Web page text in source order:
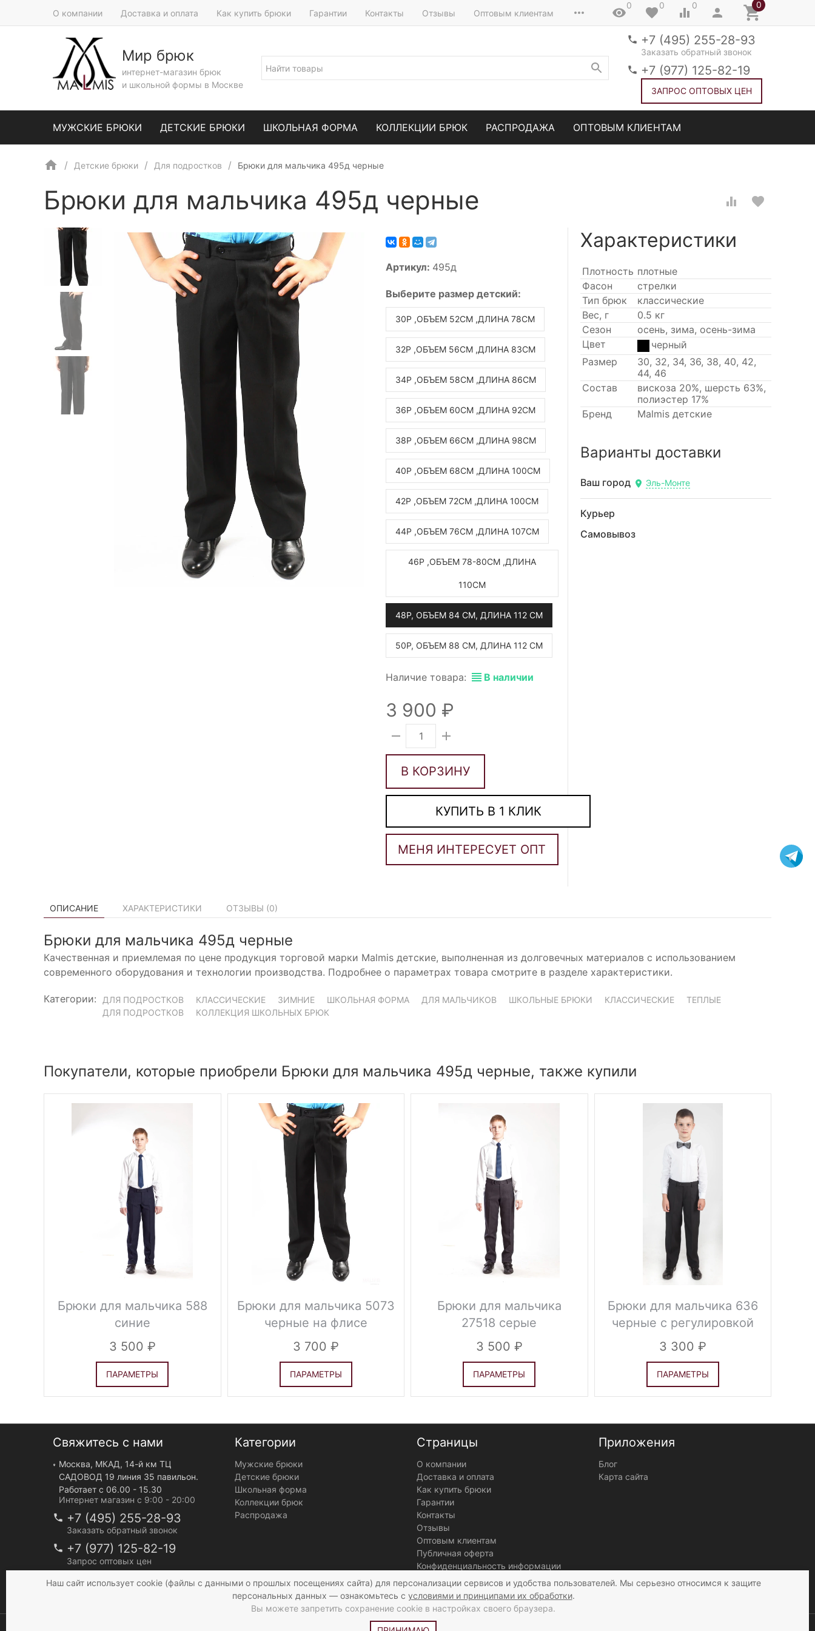
О компании Доставка и оплата Как купить брюки Гарантии Контакты Отзывы Оптовым клиентам
0 0 0 0
Мир брюк
интернет-магазин брюк
и школьной формы в Москве
+7 (495) 255-28-93
Заказать обратный звонок
+7 (977) 125-82-19
ЗАПРОС ОПТОВЫХ ЦЕН
МУЖСКИЕ БРЮКИ ДЕТСКИЕ БРЮКИ ШКОЛЬНАЯ ФОРМА КОЛЛЕКЦИИ БРЮК РАСПРОДАЖА ОПТОВЫМ КЛИЕНТАМ
Детские брюки Для подростков Брюки для мальчика 495д черные
Брюки для мальчика 495д черные
Артикул: 495д
Выберите размер детский:
30Р ,ОБЪЕМ 52СМ ,ДЛИНА 78СМ
32Р ,ОБЪЕМ 56СМ ,ДЛИНА 83СМ
34Р ,ОБЪЕМ 58СМ ,ДЛИНА 86СМ
36Р ,ОБЪЕМ 60СМ ,ДЛИНА 92СМ
38Р ,ОБЪЕМ 66СМ ,ДЛИНА 98СМ
40Р ,ОБЪЕМ 68СМ ,ДЛИНА 100СМ
42Р ,ОБЪЕМ 72СМ ,ДЛИНА 100СМ
44Р ,ОБЪЕМ 76СМ ,ДЛИНА 107СМ
46Р ,ОБЪЕМ 78-80СМ ,ДЛИНА
110СМ
48Р, ОБЪЕМ 84 СМ, ДЛИНА 112 СМ
50Р, ОБЪЕМ 88 СМ, ДЛИНА 112 СМ
Наличие товара: В наличии
3 900
В КОРЗИНУ
КУПИТЬ В 1 КЛИК
Характеристики
Плотность плотные
Фасон
стрелки
Тип брюк
классические
Вес, г
0.5 кг
Сезон
осень, зима, осень-зима
Цвет
черный
Размер
30, 32, 34, 36, 38, 40, 42,
44, 46
Состав
вискоза 20%, шерсть 63%,
полиэстер 17%
Бренд
Malmis детские
Варианты доставки
Ваш город Эль-Монте
Курьер
Самовывоз
ОПИСАНИЕ ХАРАКТЕРИСТИКИ ОТЗЫВЫ (0)
Брюки для мальчика 495д черные
Качественная и приемлемая по цене продукция торговой марки Malmis детские, выполненная из долговечных материалов с использованием
современного оборудования и технологии производства. Подробнее о параметрах товара смотрите в разделе характеристики.
Категории: ДЛЯ ПОДРОСТКОВ КЛАССИЧЕСКИЕ ЗИМНИЕ ШКОЛЬНАЯ ФОРМА ДЛЯ МАЛЬЧИКОВ ШКОЛЬНЫЕ БРЮКИ КЛАССИЧЕСКИЕ
ТЕПЛЫЕ
ДЛЯ ПОДРОСТКОВ
КОЛЛЕКЦИЯ ШКОЛЬНЫХ БРЮК
Покупатели, которые приобрели Брюки для мальчика 495д черные, также купили
Брюки для мальчика 588
синие
3 500
ПАРАМЕТРЫ
Брюки для мальчика 5073
черные на флисе
3 700
ПАРАМЕТРЫ
Брюки для мальчика
27518 серые
3 500
ПАРАМЕТРЫ
Брюки для мальчика 636
черные с регулировкой
3 300
ПАРАМЕТРЫ
Свяжитесь с нами
Москва, МКАД, 14-й км ТЦ
САДОВОД 19 линия 35 павильон.
Работает с 06.00 - 15.30
Интернет магазин с 9:00 - 20:00
+7 (495) 255-28-93
Заказать обратный звонок
+7 (977) 125-82-19
Запрос оптовых цен
info@mir-bruk.ru
Категории
Мужские брюки
Детские брюки
Школьная форма
Коллекции брюк
Распродажа
Страницы
О компании
Доставка и оплата
Как купить брюки
Гарантии
Контакты
Отзывы
Оптовым клиентам
Публичная оферта
Конфиденциальность информации
Приложения
Блог
Карта сайта
Мы получаем и обрабатываем персональные данные посетителей нашего сайта в соответствии с
Наш сайт использует cookie (файлы с данными о прошлых посещениях сайта) для персонализации сервисов и удобства пользователей. Мы серьезно относимся к защите
персональных данных — ознакомьтесь с условиями и принципами их обработки.
Вы можете запретить сохранение cookie в настройках своего браузера.